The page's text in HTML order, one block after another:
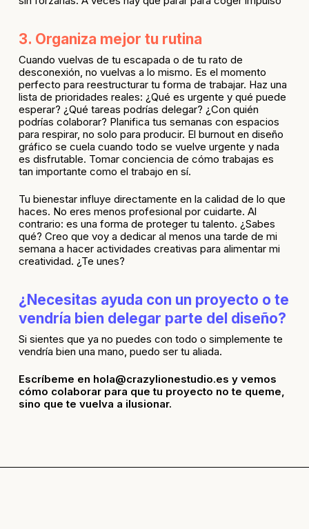
3. Organiza mejor tu rutina
Cuando vuelvas de tu escapada o de tu rato de
desconexión, no vuelvas a lo mismo. Es el momento
perfecto para reestructurar tu forma de trabajar. Haz una
lista de prioridades reales: ¿Qué es urgente y qué puede
esperar? ¿Qué tareas podrías delegar? ¿Con quién
podrías colaborar? Planifica tus semanas con espacios
para respirar, no solo para producir. El burnout en diseño
gráfico se cuela cuando todo se vuelve urgente y nada
es disfrutable. Tomar conciencia de cómo trabajas es
tan importante como el trabajo en sí.
Tu bienestar influye directamente en la calidad de lo que
haces. No eres menos profesional por cuidarte. Al
contrario: es una forma de proteger tu talento. ¿Sabes
qué? Creo que voy a dedicar al menos una tarde de mi
semana a hacer actividades creativas para alimentar mi
creatividad. ¿Te unes?
¿Necesitas ayuda con un proyecto o te
vendría bien delegar parte del diseño?
Si sientes que ya no puedes con todo o simplemente te
vendría bien una mano, puedo ser tu aliada.
Escríbeme en hola@crazylionestudio.es y vemos
cómo colaborar para que tu proyecto no te queme,
sino que te vuelva a ilusionar.